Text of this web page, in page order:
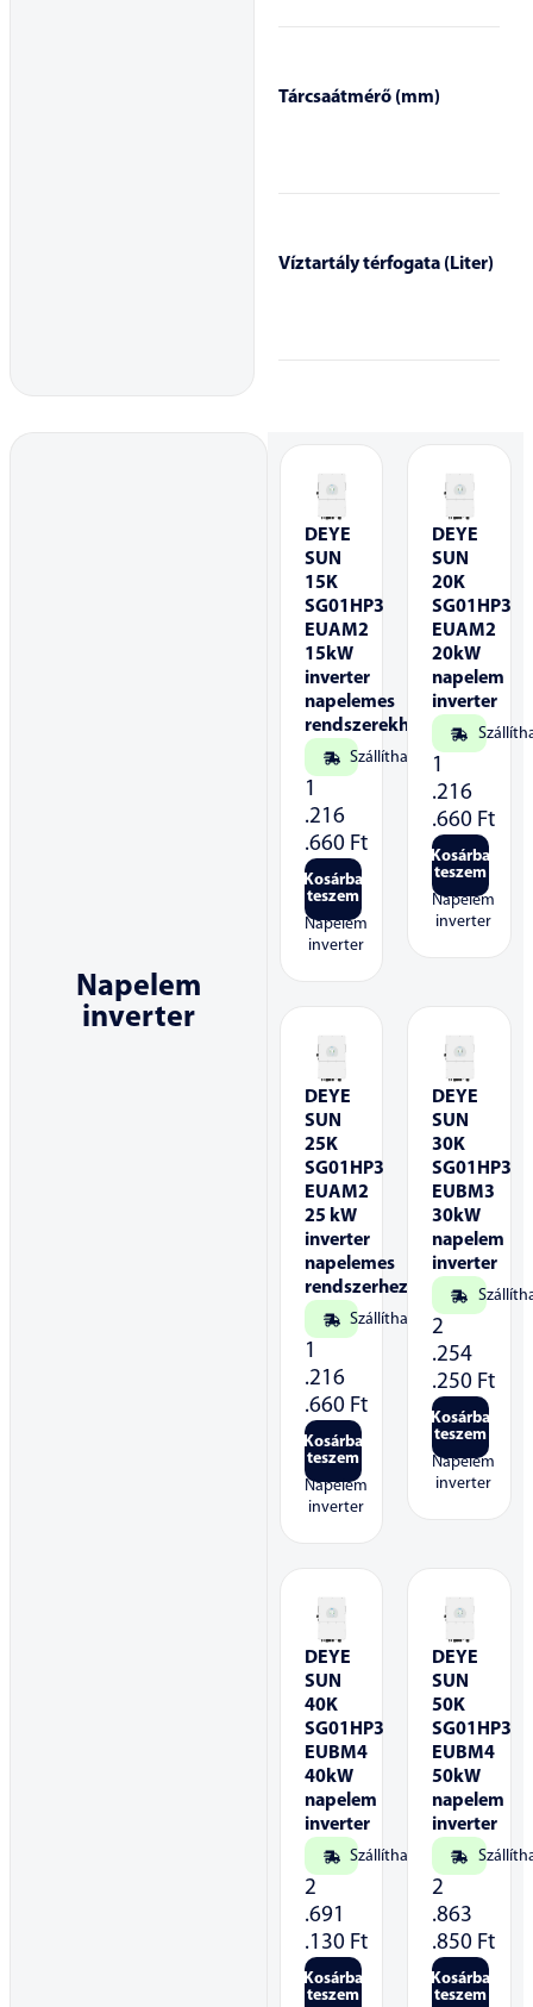
Tárcsaátmérő (mm)
Víztartály térfogata (Liter)
Napelem
inverter
DEYE
SUN
15K
SG01HP3
EUAM2
15kW
inverter
napelemes
rendszerekhez
Szállítható
1
.216
.660 Ft
Kosárba
teszem
Napelem
inverter
DEYE
SUN
20K
SG01HP3
EUAM2
20kW
napelem
inverter
1
.216
.660 Ft
Kosárba
teszem
Napelem
inverter
DEYE
SUN
25K
SG01HP3
EUAM2
25 kW
inverter
napelemes
rendszerhez
Szállítható
1
.216
.660 Ft
Kosárba
teszem
Napelem
inverter
DEYE
SUN
30K
SG01HP3
EUBM3
30kW
napelem
inverter
2
.254
.250 Ft
Kosárba
teszem
Napelem
inverter
DEYE
SUN
40K
SG01HP3
EUBM4
40kW
napelem
inverter
Szállítható
2
.691
.130 Ft
Kosárba
teszem
DEYE
SUN
50K
SG01HP3
EUBM4
50kW
napelem
inverter
2
.863
.850 Ft
Kosárba
teszem